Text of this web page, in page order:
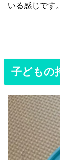
いる感じです。
子どもの